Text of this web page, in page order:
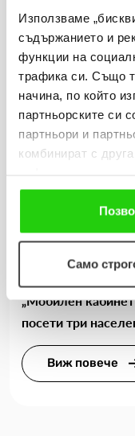
Използваме
съдържанието и
функции на
трафика си. Също
начина, по който
партньорските си
партньори и
комбинират с
ползването от
продължавате да
съгласявате с
Само
06.08.2026
Когато
сбъднати
Виж
„Мобилен
посети три
Виж повече